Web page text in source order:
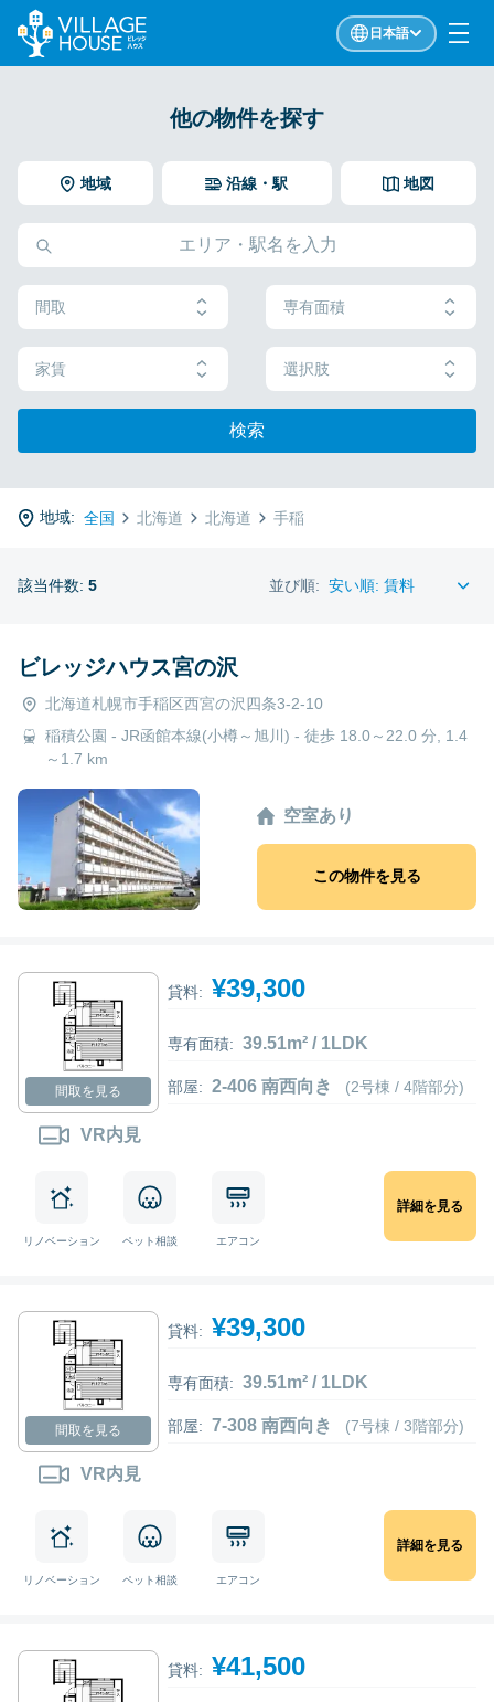
日本語
他の物件を探す
地域 地図
沿線・駅
間取 専有面積
家賃 選択肢
検索
地域: 全国 北海道 北海道 手稲
該当件数: 5 並び順:
ビレッジハウス宮の沢
北海道札幌市手稲区西宮の沢四条3-2-10
稲積公園 - JR函館本線(小樽～旭川) - 徒歩 18.0～22.0 分, 1.4
～1.7 km
空室あり
この物件を見る
間取を見る
VR内見
貸料: ¥39,300
専有面積: 39.51m² / 1LDK
部屋: 2-406 南西向き (2号棟 / 4階部分)
リノベーション ペット相談 エアコン
詳細を見る
間取を見る
VR内見
貸料: ¥39,300
専有面積: 39.51m² / 1LDK
部屋: 7-308 南西向き (7号棟 / 3階部分)
リノベーション ペット相談 エアコン
詳細を見る
貸料: ¥41,500